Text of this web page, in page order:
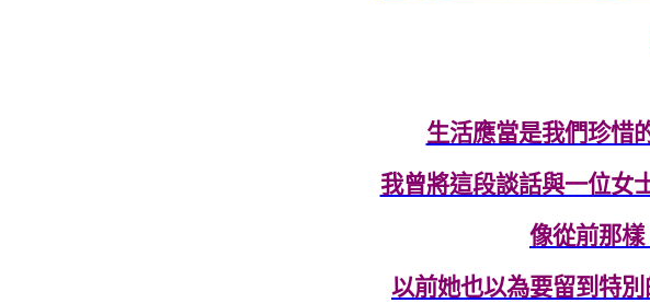
生活應當是我們珍惜
我曾將這段談話與一位女
像從前那樣
以前她也以為要留到特